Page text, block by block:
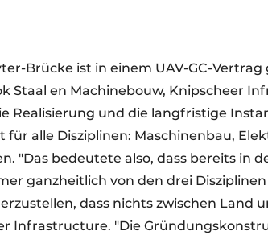
Brücke ist in einem UAV-GC-Vertrag
Staal en Machinebouw, Knipscheer
Realisierung und die langfristige
für alle Disziplinen: Maschinenbau,
"Das bedeutete also, dass bereits in
ganzheitlich von den drei
dass nichts zwischen Land
Infrastructure. "Die